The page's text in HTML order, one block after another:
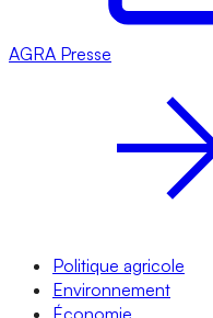
AGRA Presse
Politique agricole
Environnement
Économie